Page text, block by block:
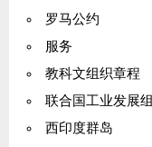
罗马公约
服务
教科文组织章程
联合国工业发展组织（UNIDO）
西印度群岛